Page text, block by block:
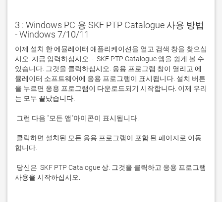
3 : Windows PC 용 SKF PTP Catalogue 사용 방법
- Windows 7/10/11
이제 설치 한 에뮬레이터 애플리케이션을 열고 검색 창을 찾으십
시오. 지금 입력하십시오. -  SKF PTP Catalogue 앱을 쉽게 볼 수
있습니다. 그것을 클릭하십시오. 응용 프로그램 창이 열리고 에
뮬레이터 소프트웨어에 응용 프로그램이 표시됩니다. 설치 버튼
을 누르면 응용 프로그램이 다운로드되기 시작합니다. 이제 우리
사용을 시작하십시오.